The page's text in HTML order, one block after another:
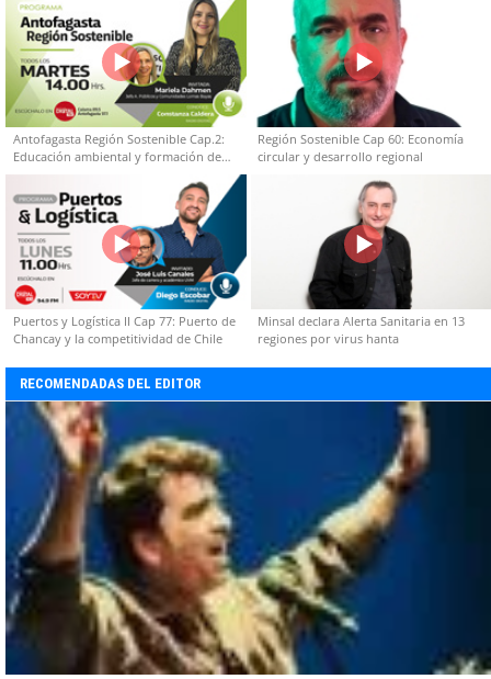
Antofagasta Región Sostenible Cap.2:
Educación ambiental y formación de
capacidades técnicas
Región Sostenible Cap 60: Economía
circular y desarrollo regional
Puertos y Logística II Cap 77: Puerto de
Chancay y la competitividad de Chile
Minsal declara Alerta Sanitaria en 13
regiones por virus hanta
RECOMENDADAS DEL EDITOR